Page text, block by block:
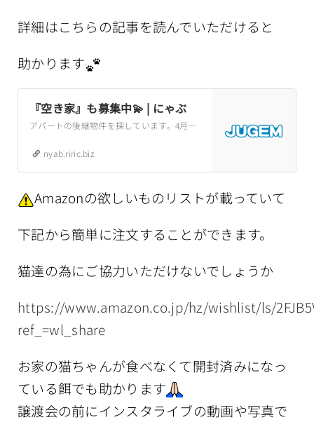
詳細はこちらの記事を読んでいただけると
助かります
『空き家』も募集中💫 | にゃぶ
アパートの後継物件を探しています。4月末に退去が決まっています。それまでに引っ越す予定でしたが、残念ながらその家をお借りすることができなくなりました。できれば泉区内で、格安で貸していただけたらとても有り難いです。弥生台近辺ならなおありがたい
nyab.riric.biz
Amazonの欲しいものリストが載っていて
下記から簡単に注文することができます。
猫達の為にご協力いただけないでしょうか
https://www.amazon.co.jp/hz/wishlist/ls/
ref_=wl_share
お家の猫ちゃんが食べなくて開封済みになっ
ている餌でも助かります
譲渡会の前にインスタライブの動画や写真で